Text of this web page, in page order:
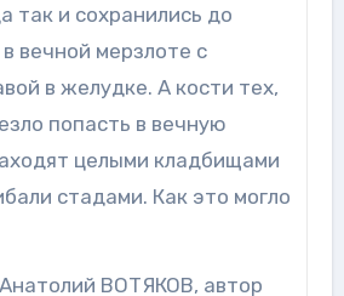
так и сохранились до
вечной мерзлоте с
в желудке. А кости тех,
попасть в вечную
целыми кладбищами
стадами. Как это могло
ВОТЯКОВ, автор